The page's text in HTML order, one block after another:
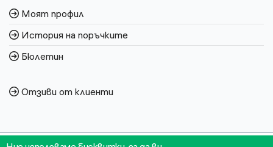
Моят профил
История на поръчките
Бюлетин
Отзиви от клиенти